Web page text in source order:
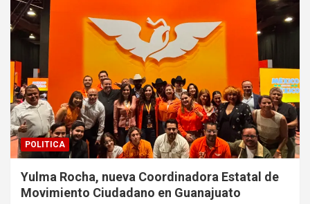
POLITICA
Yulma Rocha, nueva Coordinadora Estatal de
Movimiento Ciudadano en Guanajuato